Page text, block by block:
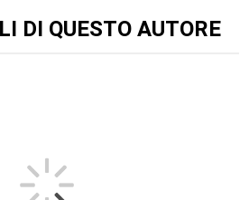
DI QUESTO AUTORE